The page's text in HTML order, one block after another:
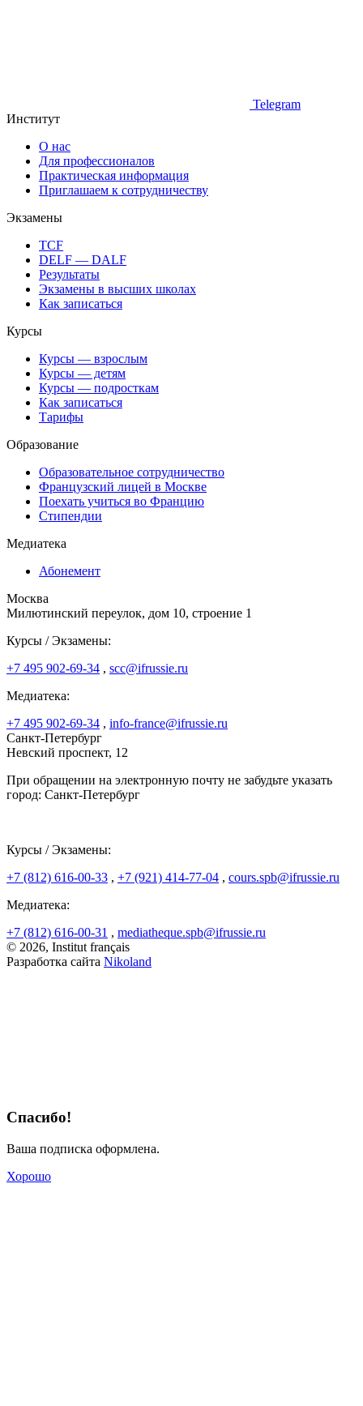
Telegram
Институт
О нас
Для профессионалов
Практическая информация
Приглашаем к сотрудничеству
Экзамены
TCF
DELF — DALF
Результаты
Экзамены в высших школах
Как записаться
Курсы
Курсы — взрослым
Курсы — детям
Курсы — подросткам
Как записаться
Тарифы
Образование
Образовательное сотрудничество
Французский лицей в Москве
Поехать учиться во Францию
Стипендии
Медиатека
Абонемент
Москва
Милютинский переулок, дом 10, строение 1
Курсы / Экзамены:
+7 495 902-69-34 , scc@ifrussie.ru
Медиатека:
+7 495 902-69-34 , info-france@ifrussie.ru
Санкт-Петербург
Невский проспект, 12
При обращении на электронную почту не забудьте указать
город: Санкт-Петербург
Курсы / Экзамены:
+7 (812) 616-00-33 , +7 (921) 414-77-04 , cours.spb@ifrussie.ru
Медиатека:
+7 (812) 616-00-31 , mediatheque.spb@ifrussie.ru
© 2026, Institut français
Разработка сайта Nikoland
Спасибо!
Ваша подписка оформлена.
Хорошо